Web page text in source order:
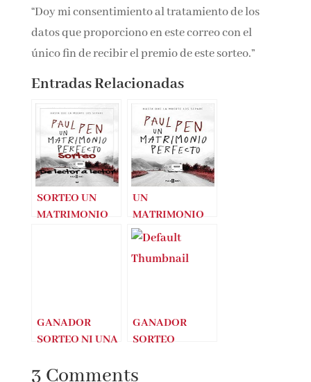
“Doy mi consentimiento al tratamiento de los
datos que proporciono en este correo con el
único fin de recibir el premio de este sorteo.”
Entradas Relacionadas
SORTEO UN
MATRIMONIO
UN
MATRIMONIO
PERFECTO –
PAUL PEN
GANADOR
SORTEO NI UNA
GANADOR
SORTEO
3 Comments